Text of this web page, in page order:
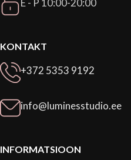
E - P 10:00-20:00
KONTAKT
+372 5353 9192
info@luminesstudio.ee
INFORMATSIOON